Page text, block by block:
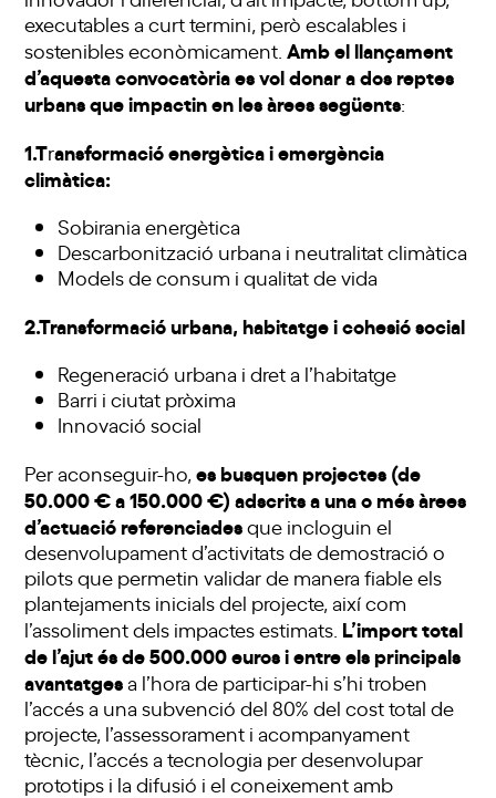
executables a curt termini, però escalables i
sostenibles econòmicament. Amb el llançament
d’aquesta convocatòria es vol donar a dos reptes
urbans que impactin en les àrees següents:
1.Transformació energètica i emergència
climàtica:
Sobirania energètica
Descarbonització urbana i neutralitat climàtica
Models de consum i qualitat de vida
2.Transformació urbana, habitatge i cohesió social
Regeneració urbana i dret a l’habitatge
Barri i ciutat pròxima
Innovació social
Per aconseguir-ho,es busquen projectes (de
50.000 € a 150.000 €) adscrits a una o més àrees
d’actuació referenciadesque incloguin el
desenvolupament d’activitats de demostració o
pilots que permetin validar de manera fiable els
plantejaments inicials del projecte, així com
l’assoliment dels impactes estimats. L’import total
de l’ajut és de 500.000 euros i entre els principals
avantatgesa l’hora de participar-hi s’hi troben
l’accés a una subvenció del 80% del cost total de
projecte, l’assessorament i acompanyament
tècnic, l’accés a tecnologia per desenvolupar
prototips i la difusió i el coneixement amb